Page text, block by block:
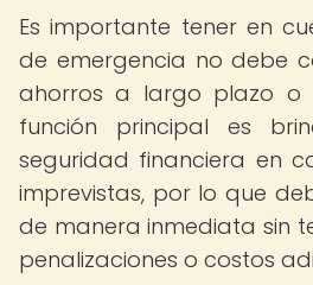
Es importante tener en
de emergencia no debe
ahorros a largo plazo o
función principal es
seguridad financiera en
imprevistas, por lo que
de manera inmediata sin
penalizaciones o costos